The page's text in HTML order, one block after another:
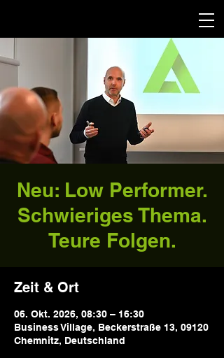
Neu: Low Performer.
Schwieriges Thema.
Teure Folgen.
Zeit & Ort
06. Okt. 2026, 08:30 – 16:30
Business Village, Beckerstraße 13, 09120
Chemnitz, Deutschland